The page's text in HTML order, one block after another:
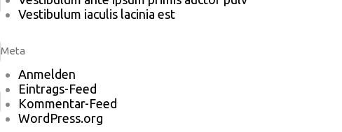
Vestibulum iaculis lacinia est
Meta
Anmelden
Eintrags-Feed
Kommentar-Feed
WordPress.org